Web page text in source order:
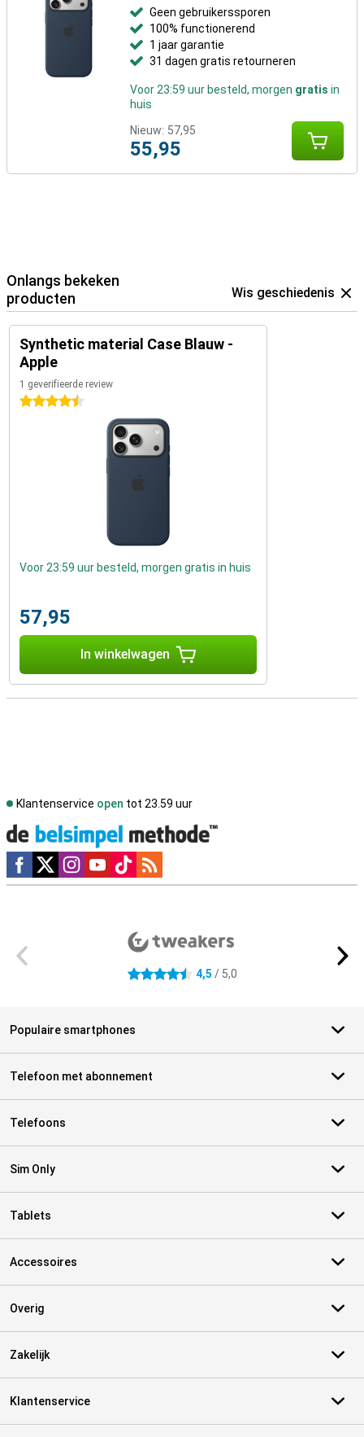
Geen gebruikerssporen
100% functionerend
1 jaar garantie
31 dagen gratis retourneren
Voor 23:59 uur besteld, morgen gratis in
huis
Nieuw: 57,95
55,95
Onlangs bekeken
producten
Wis geschiedenis
Synthetic material Case Blauw -
Apple
1 geverifieerde review
4.5 sterren
Voor 23:59 uur besteld, morgen gratis in huis
57,95
In winkelwagen
Klantenservice open tot 23.59 uur
Social media
4.5 sterren 4,5 / 5,0
Populaire smartphones
Telefoon met abonnement
Telefoons
Sim Only
Tablets
Accessoires
Overig
Zakelijk
Klantenservice